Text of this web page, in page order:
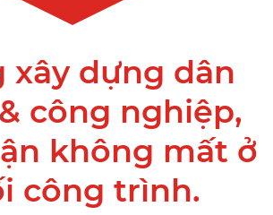
xây dựng dân
công nghiệp,
không mất ở
công trình.